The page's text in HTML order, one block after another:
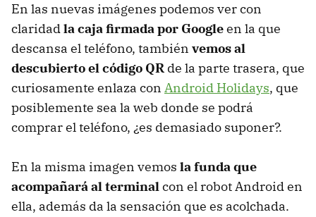
En las nuevas imágenes podemos ver con
claridadla caja firmada por Googleen la que
descansa el teléfono, también vemos al
descubierto el código QR de la parte trasera, que
curiosamente enlaza con Android Holidays, que
posiblemente sea la web donde se podrá
comprar el teléfono, ¿es demasiado suponer?.
En la misma imagen vemos la funda que
acompañará al terminalcon el robot Android en
ella, además da la sensación que es acolchada.